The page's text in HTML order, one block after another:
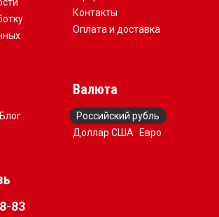
Контакты
Оплата и доставка
Блог
Валюта
Российский рубль
Доллар США
Евро
83